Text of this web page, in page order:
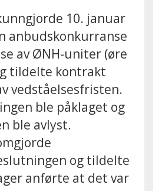
10. januar
anbudskonkurranse
av ØNH-uniter (øre
tildelte kontrakt
vedståelsesfristen.
ble påklaget og
ble avlyst.
og tildelte
anførte at det var